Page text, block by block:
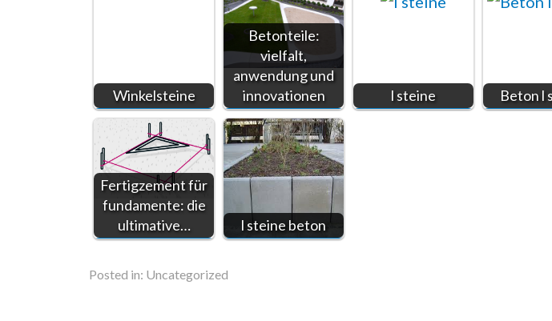
Winkelsteine
Betonteile:
vielfalt,
anwendung und
innovationen
l steine Beton l
Fertigzement für
fundamente: die
ultimative…
l steine beton
Posted in: Uncategorized